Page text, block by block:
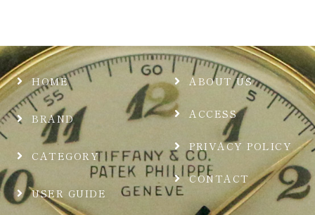
HOME
BRAND
CATEGORY
USER GUIDE
ABOUT US
ACCESS
PRIVACY POLICY
CONTACT